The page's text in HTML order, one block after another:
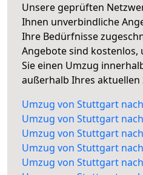
Unsere geprüften
Ihnen unverbindliche
Ihre Bedürfnisse
Angebote sind kostenlos,
Sie einen Umzug
außerhalb Ihres
Umzug von Stuttgart
Umzug von Stuttgart
Umzug von Stuttgart
Umzug von Stuttgart
Umzug von Stuttgart